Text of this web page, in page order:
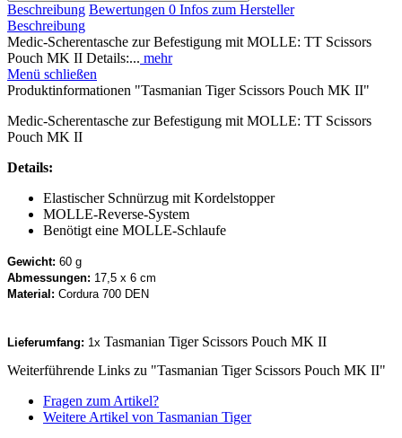
Beschreibung Bewertungen 0 Infos zum Hersteller
Beschreibung
Medic-Scherentasche zur Befestigung mit MOLLE: TT Scissors
Pouch MK II Details:... mehr
Menü schließen
Produktinformationen "Tasmanian Tiger Scissors Pouch MK II"
Medic-Scherentasche zur Befestigung mit MOLLE: TT Scissors
Pouch MK II
Details:
Elastischer Schnürzug mit Kordelstopper
MOLLE-Reverse-System
Benötigt eine MOLLE-Schlaufe
Gewicht: 60 g
Abmessungen: 17,5 x 6 cm
Material: Cordura 700 DEN
Lieferumfang: 1x Tasmanian Tiger Scissors Pouch MK II
Weiterführende Links zu "Tasmanian Tiger Scissors Pouch MK II"
Fragen zum Artikel?
Weitere Artikel von Tasmanian Tiger